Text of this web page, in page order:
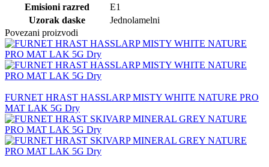
Emisioni razred
E1
Uzorak daske
Jednolamelni
Povezani proizvodi
FURNET HRAST HASSLARP MISTY WHITE NATURE PRO
MAT LAK 5G Dry